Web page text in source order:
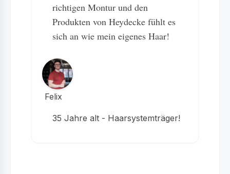
richtigen Montur und den
Produkten von Heydecke fühlt es
sich an wie mein eigenes Haar!
Felix
35 Jahre alt - Haarsystemträger!